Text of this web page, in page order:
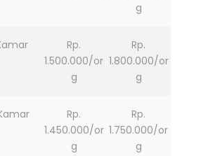
g
Rp.
1.500.000/or
g
Rp.
1.800.000/or
g
Rp.
1.450.000/or
g
Rp.
1.750.000/or
g